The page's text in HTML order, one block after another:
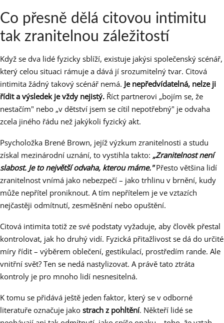
Co přesně dělá citovou intimitu
tak zranitelnou záležitostí
Když se dva lidé fyzicky sblíží, existuje jakýsi společenský scénář,
který celou situaci rámuje a dává jí srozumitelný tvar. Citová
intimita žádný takový scénář nemá. Je nepředvídatelná, nelze ji
řídit a výsledek je vždy nejistý. Říct partnerovi „bojím se, že
nestačím" nebo „v dětství jsem se cítil nepotřebný" je odvaha
zcela jiného řádu než jakýkoli fyzický akt.
Psycholožka Brené Brown, jejíž výzkum zranitelnosti a studu
získal mezinárodní uznání, to vystihla takto: „Zranitelnost není
slabost. Je to největší odvaha, kterou máme."Přesto většina lidí
zranitelnost vnímá jako nebezpečí – jako trhlinu v brnění, kudy
může nepřítel proniknout. A tím nepřítelem je ve vztazích
nejčastěji odmítnutí, zesměšnění nebo opuštění.
Citová intimita totiž ze své podstaty vyžaduje, aby člověk přestal
kontrolovat, jak ho druhý vidí. Fyzická přitažlivost se dá do určité
míry řídit – výběrem oblečení, gestikulací, prostředím rande. Ale
vnitřní svět? Ten se nedá nastylizovat. A právě tato ztráta
kontroly je pro mnoho lidí nesnesitelná.
K tomu se přidává ještě jeden faktor, který se v odborné
literatuře označuje jako strach z pohltění. Někteří lidé se